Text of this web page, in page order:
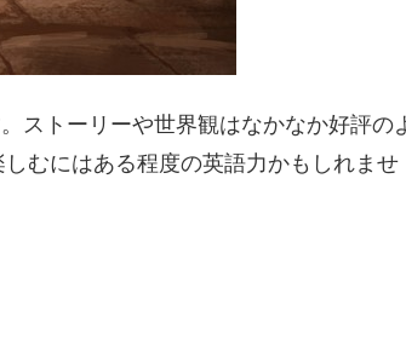
ストーリーや世界観はなかなか好評の
むにはある程度の英語力かもしれませ